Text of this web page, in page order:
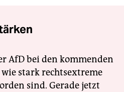
AfD bei den kommenden
stark rechtsextreme
sind. Gerade jetzt